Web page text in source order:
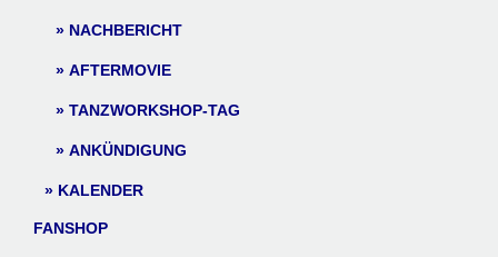
NACHBERICHT
AFTERMOVIE
TANZWORKSHOP-TAG
ANKÜNDIGUNG
KALENDER
FANSHOP